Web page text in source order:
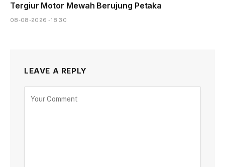
Tergiur Motor Mewah Berujung Petaka
08-08-2026 - 18.30
LEAVE A REPLY